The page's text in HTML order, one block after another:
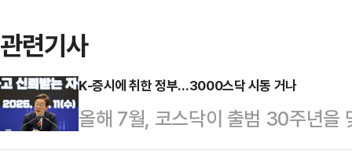
관련기사
K-증시에 취한 정부…3000스닥 시동 거나
올해 7월, 코스닥이 출범 30주년을
3000 시대’를 목표로 제시했다.코